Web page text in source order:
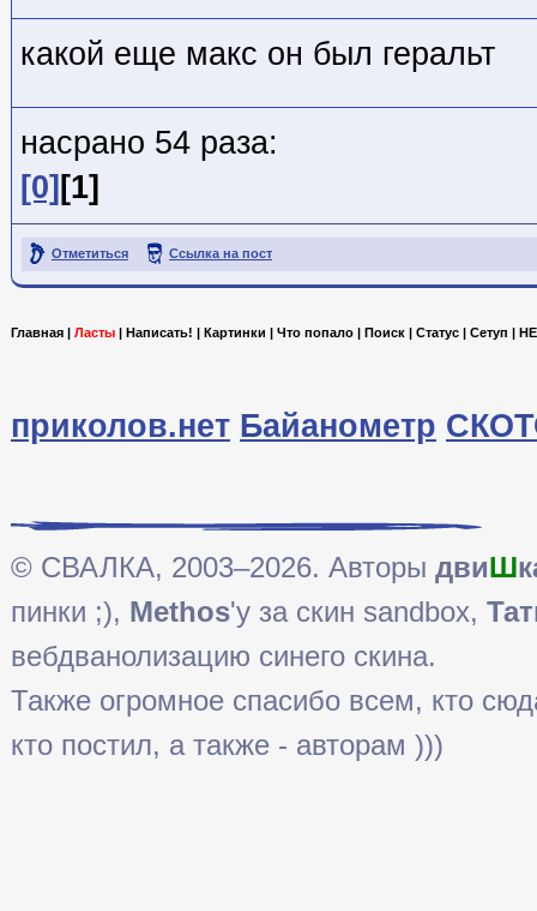
какой еще макс он был геральт
насрано 54 раза:
[0] [1]
Отметиться Ссылка на пост
Главная | Ласты | Написать! | Картинки | Что попало | Поиск | Статус | Сетуп |
приколов.нет Байанометр
© СВАЛКА, 2003–2026. Авторы двиШ
пинки ;), Methos'у за скин sandbox,
вебдванолизацию синего скина.
Также огромное спасибо всем, кто
кто постил, а также - авторам )))